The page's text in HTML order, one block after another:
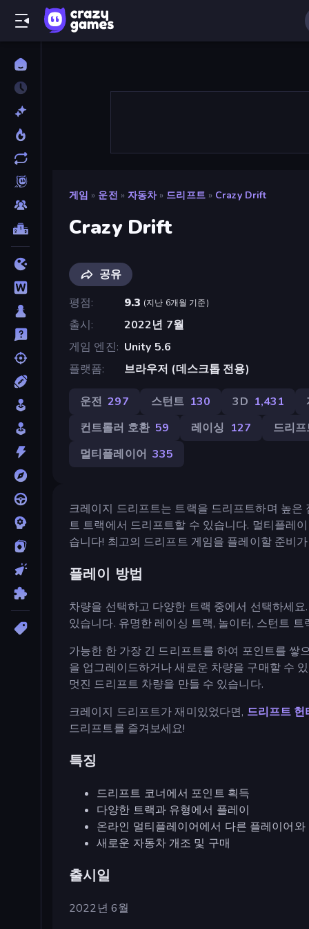
게임 » 운전 » 자동차 » 드리프트 » Crazy Drift
Crazy Drift
공유
평점
9.3 (지난 6개월 기준)
출시
2022년 7월
게임 엔진
Unity 5.6
플랫폼
브라우저 (데스크톱 전용)
운전 297 스턴트 130 3D 1,431
컨트롤러 호환 59 레이싱 127 드리
멀티플레이어 335
크레이지 드리프트는 트랙을 드리프트하며 높
트 트랙에서 드리프트할 수 있습니다. 멀티플레
습니다! 최고의 드리프트 게임을 플레이할 준비
플레이 방법
차량을 선택하고 다양한 트랙 중에서 선택하세
있습니다. 유명한 레이싱 트랙, 놀이터, 스턴트
가능한 한 가장 긴 드리프트를 하여 포인트를
을 업그레이드하거나 새로운 차량을 구매할 수
멋진 드리프트 차량을 만들 수 있습니다.
크레이지 드리프트가 재미있었다면, 드리프트 헌
드리프트를 즐겨보세요!
특징
드리프트 코너에서 포인트 획득
다양한 트랙과 유형에서 플레이
온라인 멀티플레이어에서 다른 플레이어와
새로운 자동차 개조 및 구매
출시일
2022년 6월